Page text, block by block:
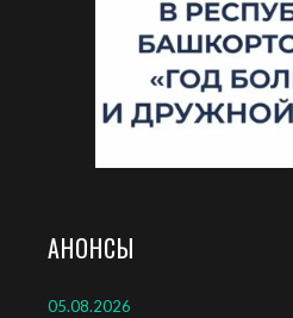
АНОНСЫ
05.08.2026